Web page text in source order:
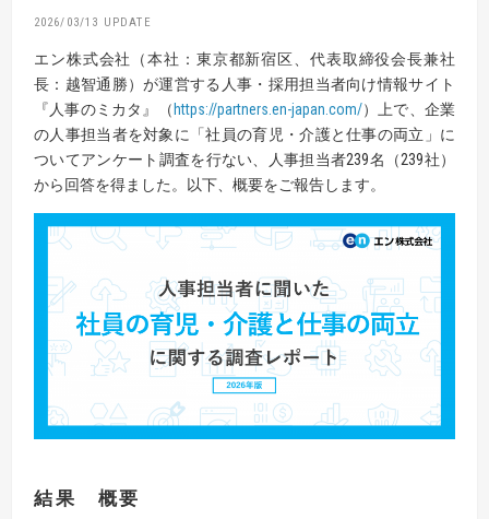
2026/03/13
エン株式会社（本社：東京都新宿区、代表取締役会長兼社
長：越智通勝）が運営する人事・採用担当者向け情報サイト
『人事のミカタ』（ https://partners.en-japan.com/）上で、企業
の人事担当者を対象に「社員の育児・介護と仕事の両立」に
ついてアンケート調査を行ない、人事担当者239名（239社）
から回答を得ました。以下、概要をご報告します。
結果 概要